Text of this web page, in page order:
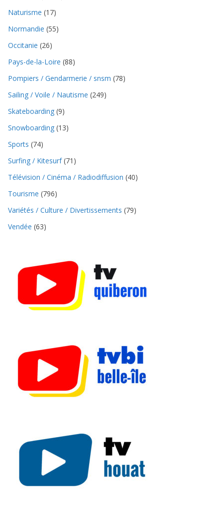
Naturisme (17)
Normandie (55)
Occitanie (26)
Pays-de-la-Loire (88)
Pompiers / Gendarmerie / snsm (78)
Sailing / Voile / Nautisme (249)
Skateboarding (9)
Snowboarding (13)
Sports (74)
Surfing / Kitesurf(71)
Télévision / Cinéma / Radiodiffusion (40)
Tourisme (796)
Variétés / Culture / Divertissements (79)
Vendée (63)